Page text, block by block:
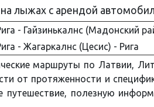
лыжах с арендой
- Гайзинькалнс (Мадонский
- Жагаркалнс (Цесис) - Рига
маршруты по Латвии,
от протяженности и
путешествие, полезную